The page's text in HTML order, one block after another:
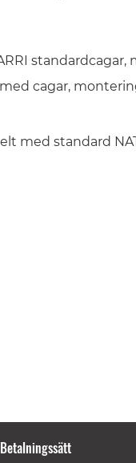
cagar,
med standard
Betalningssätt